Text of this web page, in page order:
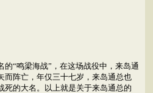
“鸣梁海战”，在这场战役中，来岛通
而阵亡，年仅三十七岁，来岛通总也
死的大名。以上就是关于来岛通总的